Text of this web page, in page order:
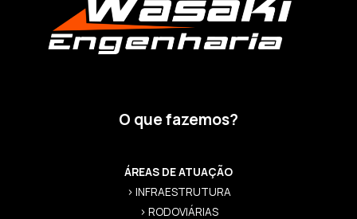
O que fazemos?
ÁREAS DE ATUAÇÃO
> INFRAESTRUTURA
> RODOVIÁRIAS